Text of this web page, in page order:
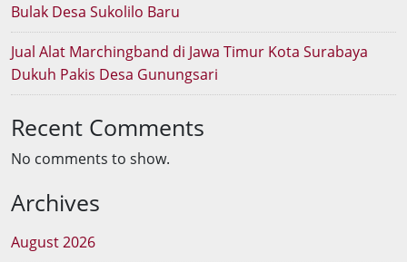
Bulak Desa Sukolilo Baru
Jual Alat Marchingband di Jawa Timur Kota Surabaya
Dukuh Pakis Desa Gunungsari
Recent Comments
No comments to show.
Archives
August 2026